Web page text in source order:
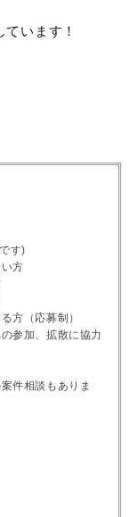
います！
す)
方
方（応募制）
参加、拡散に協力
件相談もありま